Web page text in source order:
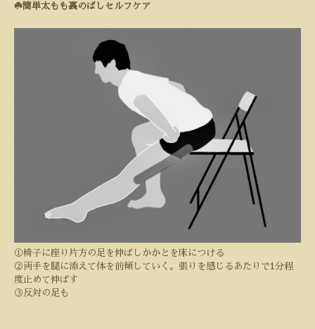
☘️簡単太もも裏のばしセルフケア
①椅子に座り片方の足を伸ばしかかとを床につける
②両手を腿に添えて体を前傾していく。張りを感じるあたりで1 分程
度止めて伸ばす
③反対の足も